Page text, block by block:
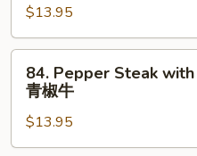
Snow
Peas
雪
$13.95
Pepper
Steak
with
Onion
84. Pepper Steak
青椒牛
$13.95